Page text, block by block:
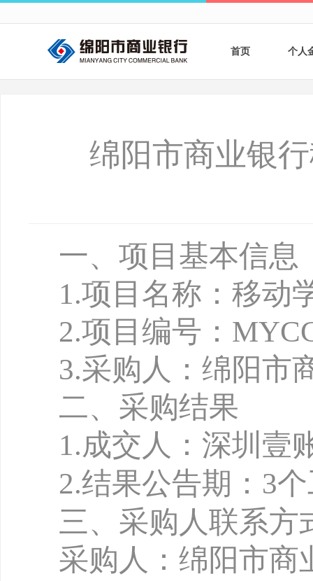
首页 个人
银
绵阳市商业银
一、项目基本信息
1.项目名称：移动
2.项目编号：
3.采购人：绵阳市
二、采购结果
1.成交人：深圳壹
2.结果公告期： 3
三、采购人联系方
采购人：绵阳市商